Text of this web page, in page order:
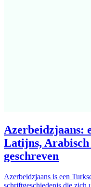
Azerbeidzjaans:
Latijns,
geschreven
Azerbeidzjaans is een